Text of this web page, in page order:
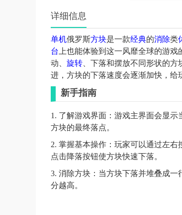
详细信息
单机俄罗斯方块是一款经典的消除类
台 上也能体验到这一风靡全球的游
动、 旋转 、下落和摆放不同形状的
进，方块的下落速度会逐渐加快，给
新手指南
1. 了解游戏界面：游戏主界面会显
方块的最终落点。
2. 掌握基本操作：玩家可以通过左
点击降落按钮使方块快速下落。
3. 消除方块：当方块下落并堆叠成
分越高。